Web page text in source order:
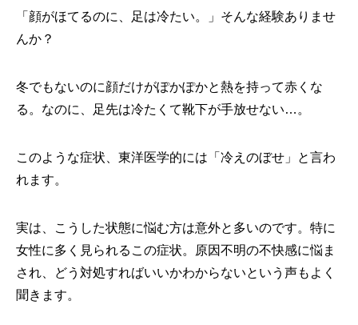
ぽっこりお腹 疲れやす
「顔がほてるのに、足は冷たい。」そんな経験ありませ
んか？
冬でもないのに顔だけがぽかぽかと熱を持って赤くな
る。なのに、足先は冷たくて靴下が手放せない…。
このような症状、東洋医学的には「冷えのぼせ」と言わ
れます。
実は、こうした状態に悩む方は意外と多いのです。特に
女性に多く見られるこの症状。原因不明の不快感に悩ま
され、どう対処すればいいかわからないという声もよく
聞きます。